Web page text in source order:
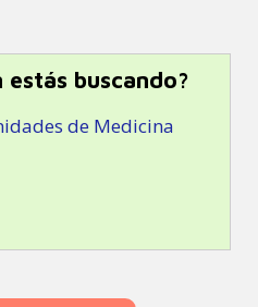
buscando?
de Medicina